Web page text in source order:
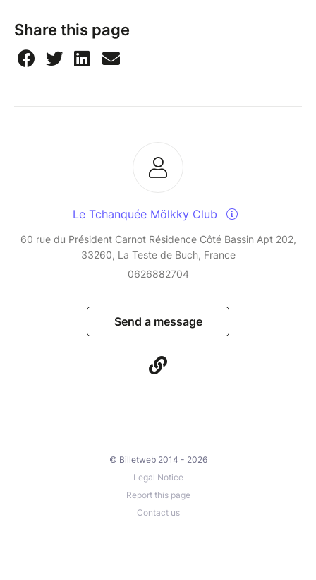
Share this page
Le Tchanquée Mölkky Club
60 rue du Président Carnot Résidence Côté Bassin Apt 202,
33260, La Teste de Buch, France
0626882704
Send a message
© Billetweb 2014 - 2026
Legal Notice
Report this page
Contact us